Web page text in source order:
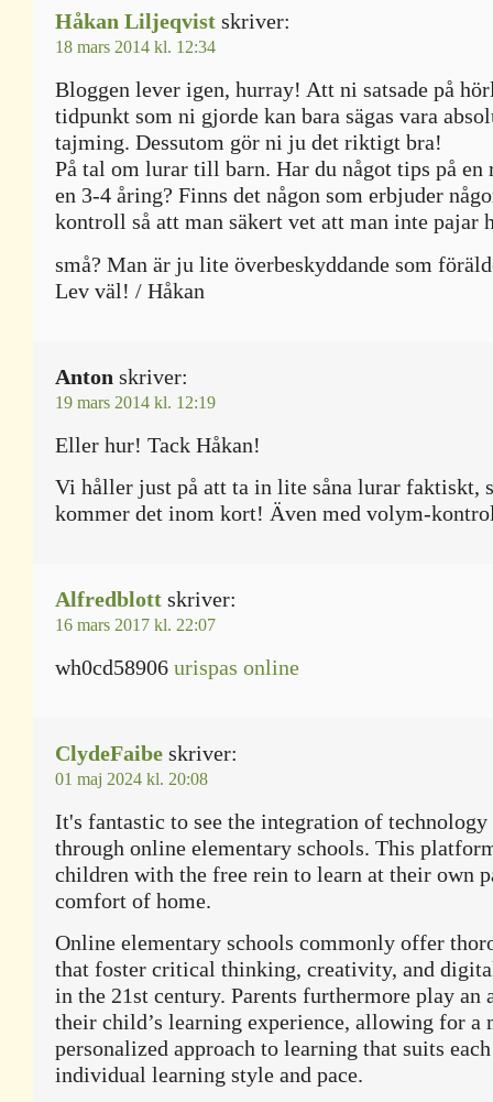
Håkan Liljeqvist skriver:
18 mars 2014 kl. 12:34
Bloggen lever igen, hurray! Att ni satsade på
tidpunkt som ni gjorde kan bara sägas vara
tajming. Dessutom gör ni ju det riktigt bra!
På tal om lurar till barn. Har du något tips på
en 3-4 åring? Finns det någon som erbjuder
kontroll så att man säkert vet att man inte pajar
små? Man är ju lite överbeskyddande som
Lev väl! / Håkan
Anton skriver:
19 mars 2014 kl. 12:19
Eller hur! Tack Håkan!
Vi håller just på att ta in lite såna lurar faktiskt,
kommer det inom kort! Även med volym-
Alfredblott skriver:
16 mars 2017 kl. 22:07
wh0cd58906 urispas online
ClydeFaibe skriver:
01 maj 2024 kl. 20:08
It's fantastic to see the integration of technology
through online elementary schools. This
children with the free rein to learn at their own
comfort of home.
Online elementary schools commonly offer
that foster critical thinking, creativity, and
in the 21st century. Parents furthermore play an
their child’s learning experience, allowing for a
personalized approach to learning that suits
individual learning style and pace.